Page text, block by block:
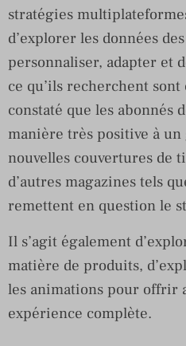
stratégies
d’explorer les données
personnaliser, adapter et
ce qu’ils recherchent sont
constaté que les abonnés
manière très positive à un
nouvelles couvertures de
d’autres magazines tels
remettent en question le
Il s’agit également
matière de produits,
les animations pour offrir
expérience complète.